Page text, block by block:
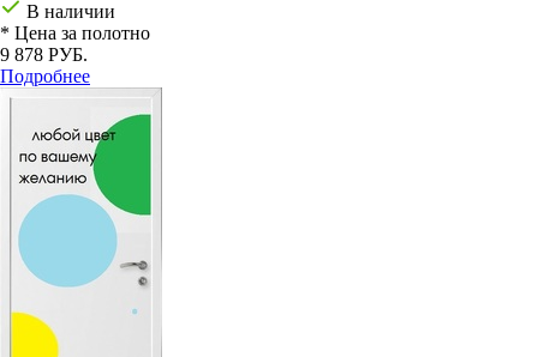
В наличии
* Цена за полотно
9 878 РУБ.
Подробнее